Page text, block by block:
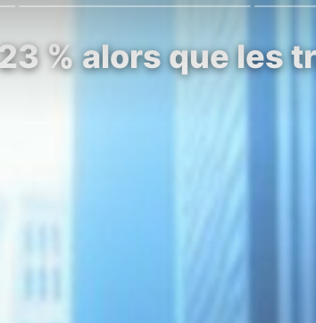
% alors que les